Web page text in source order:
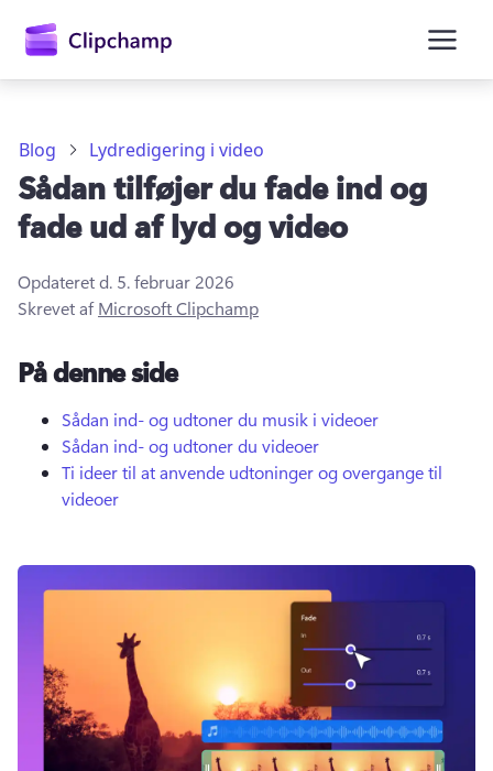
Prøv det gratis
Blog Lydredigering i video
Sådan tilføjer du fade ind og
fade ud af lyd og video
Opdateret d. 5. februar 2026
Skrevet afMicrosoft Clipchamp
På denne side
Sådan ind- og udtoner du musik i videoer
Sådan ind- og udtoner du videoer
Ti ideer til at anvende udtoninger og overgange til
videoer